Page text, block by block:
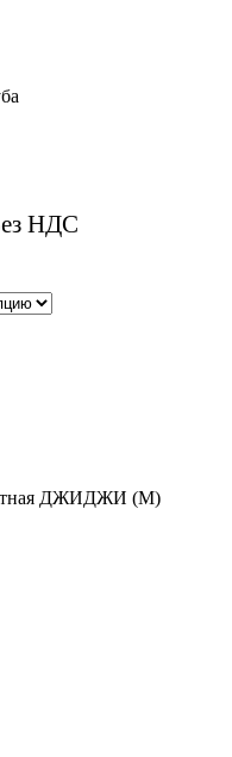
НДС
ДЖИДЖИ (M)